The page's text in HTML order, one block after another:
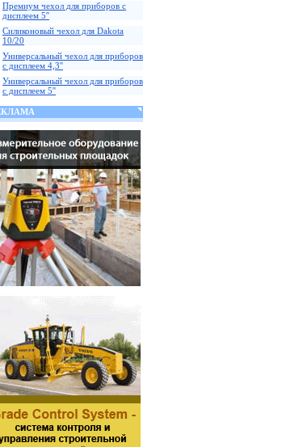
Премиум чехол для приборов с
дисплеем 5''
Силиконовый чехол для Dakota
10/20
Универсальный чехол для приборов
с дисплеем 4,3''
Универсальный чехол для приборов
с дисплеем 5''